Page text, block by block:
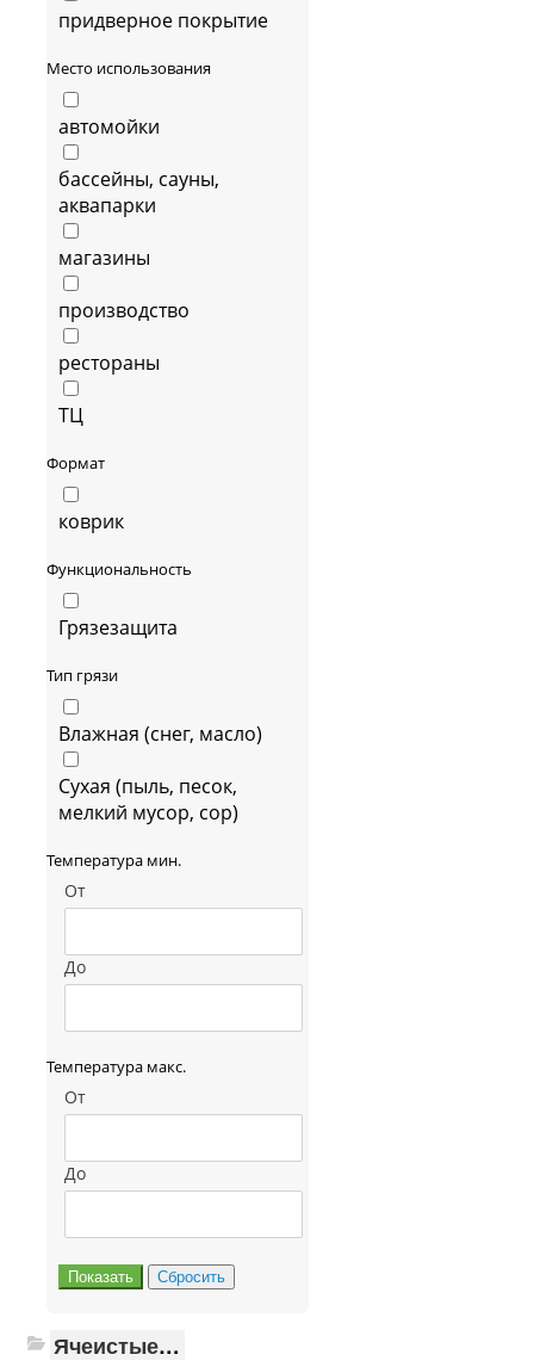
придверное покрытие
Место использования
автомойки
бассейны, сауны,
аквапарки
магазины
производство
рестораны
ТЦ
Формат
коврик
Функциональность
Грязезащита
Тип грязи
Влажная (снег, масло)
Сухая (пыль, песок,
мелкий мусор, сор)
Температура мин.
От
До
Температура макс.
От
До
Ячеистые грязезащитные покрытия